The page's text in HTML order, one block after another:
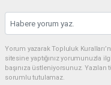
Yorum yazarak Topluluk
sitesine yaptığınız yorumunuzla
başınıza üstleniyorsunuz.
sorumlu tutulamaz.